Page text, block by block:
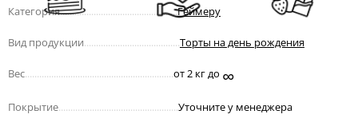
Категория.................................................Геймеру
Вид продукции Торты на день рождения
Вес от 2 кг до ∞
Покрытие Уточните у менеджера